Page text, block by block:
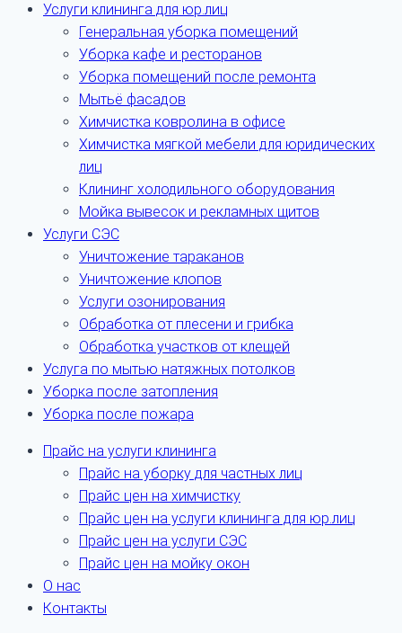
Услуги клининга для юр.лиц
Генеральная уборка помещений
Уборка кафе и ресторанов
Уборка помещений после ремонта
Мытьё фасадов
Химчистка ковролина в офисе
Химчистка мягкой мебели для юридических
лиц
Клининг холодильного оборудования
Мойка вывесок и рекламных щитов
Услуги СЭС
Уничтожение тараканов
Уничтожение клопов
Услуги озонирования
Обработка от плесени и грибка
Обработка участков от клещей
Услуга по мытью натяжных потолков
Уборка после затопления
Уборка после пожара
Прайс на услуги клининга
Прайс на уборку для частных лиц
Прайс цен на химчистку
Прайс цен на услуги клининга для юр.лиц
Прайс цен на услуги СЭС
Прайс цен на мойку окон
О нас
Контакты